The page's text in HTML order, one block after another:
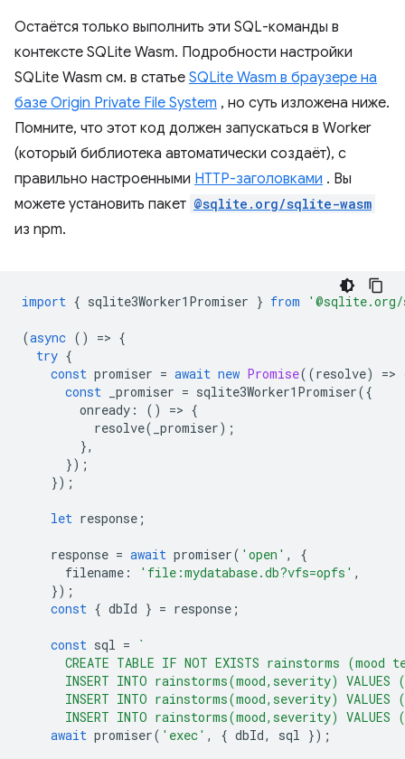
Остаётся только выполнить эти SQL-команды в
контексте SQLite Wasm. Подробности настройки
SQLite Wasm см. в статье SQLite Wasm в браузере на
базе Origin Private File System , но суть изложена ниже.
Помните, что этот код должен запускаться в Worker
(который библиотека автоматически создаёт), с
правильно настроенными HTTP-заголовками . Вы
можете установить пакет @sqlite.org/sqlite-wasm
из npm.
import { sqlite3Worker1Promiser } from
(async () => {
try {
const promiser = await new Promise((resolve) =>
const
_promiser = sqlite3Worker1Promiser({
onready : () => {
resolve( _promiser);
},
});
});
let response ;
response = await promiser( 'open' ,
{
filename : 'file:mydatabase.db?vfs=opfs' ,
});
const { dbId } = response ;
const sql =
`
CREATE TABLE IF NOT EXISTS rainstorms (mood
INSERT INTO rainstorms(mood,severity) VALUES
INSERT INTO rainstorms(mood,severity) VALUES
INSERT INTO rainstorms(mood,severity) VALUES
await promiser( 'exec' , { dbId, sql });